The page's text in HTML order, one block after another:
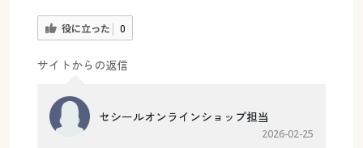
役に立った 0
サイトからの返信
セシールオンラインショップ担当
2026-02-25